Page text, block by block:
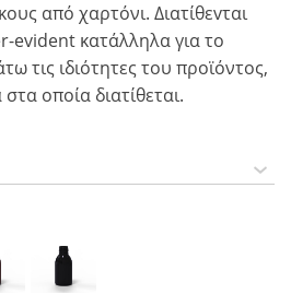
από χαρτόνι. Διατίθεvται
evident κατάλληλα για το
τις ιδιότητες του προϊόντος,
οποία διατίθεται.